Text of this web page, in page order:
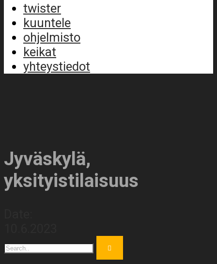
twister
kuuntele
ohjelmisto
keikat
yhteystiedot
Jyväskylä,
yksityistilaisuus